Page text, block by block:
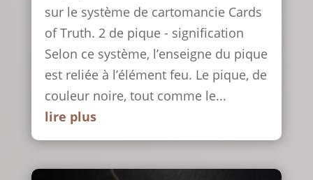
sur le système de cartomancie Cards
of Truth. 2 de pique - signification
Selon ce système, l’enseigne du pique
est reliée à l’élément feu. Le pique, de
couleur noire, tout comme le...
lire plus